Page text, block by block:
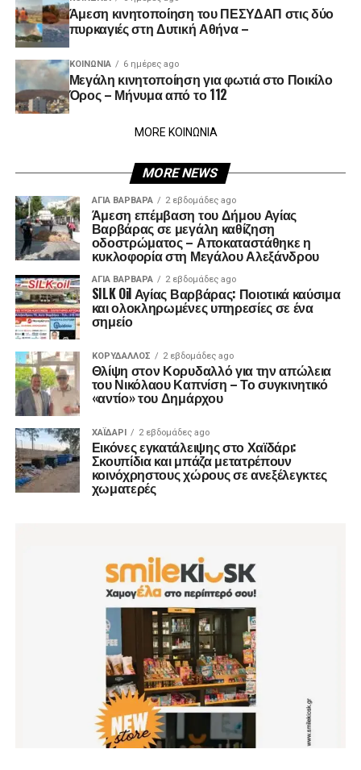
Άμεση κινητοποίηση του ΠΕΣΥΔΑΠ στις δύο
πυρκαγιές στη Δυτική Αθήνα –
ΚΟΙΝΩΝΊΑ 6 ημέρες ago
Μεγάλη κινητοποίηση για φωτιά στο Ποικίλο
Όρος – Μήνυμα από το 112
MORE ΚΟΙΝΩΝΙΑ
MORE NEWS
ΑΓΙΑ ΒΑΡΒΑΡΑ 2 εβδομάδες ago
Άμεση επέμβαση του Δήμου Αγίας
Βαρβάρας σε μεγάλη καθίζηση
οδοστρώματος – Αποκαταστάθηκε η
κυκλοφορία στη Μεγάλου Αλεξάνδρου
ΑΓΙΑ ΒΑΡΒΑΡΑ 2 εβδομάδες ago
SILK Oil Αγίας Βαρβάρας: Ποιοτικά καύσιμα
και ολοκληρωμένες υπηρεσίες σε ένα
σημείο
ΚΟΡΥΔΑΛΛΟΣ 2 εβδομάδες ago
Θλίψη στον Κορυδαλλό για την απώλεια
του Νικόλαου Καπνίση – Το συγκινητικό
«αντίο» του Δημάρχου
ΧΑΪΔΑΡΙ 2 εβδομάδες ago
Εικόνες εγκατάλειψης στο Χαϊδάρι:
Σκουπίδια και μπάζα μετατρέπουν
κοινόχρηστους χώρους σε ανεξέλεγκτες
χωματερές